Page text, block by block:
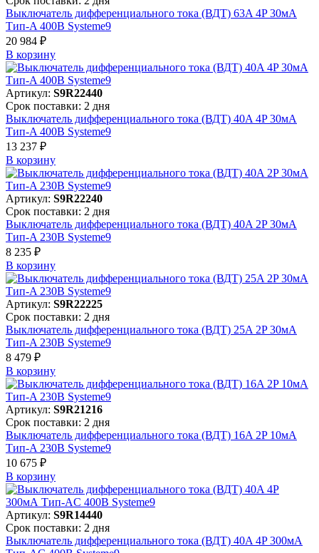
Выключатель дифференциального тока (ВДТ) 63A 4P 30мА
Тип-A 400В Systeme9
20 984 ₽
В корзинy
Артикул: S9R22440
Срок поставки: 2 дня
Выключатель дифференциального тока (ВДТ) 40A 4P 30мА
Тип-A 400В Systeme9
13 237 ₽
В корзинy
Артикул: S9R22240
Срок поставки: 2 дня
Выключатель дифференциального тока (ВДТ) 40A 2P 30мА
Тип-A 230В Systeme9
8 235 ₽
В корзинy
Артикул: S9R22225
Срок поставки: 2 дня
Выключатель дифференциального тока (ВДТ) 25A 2P 30мА
Тип-A 230В Systeme9
8 479 ₽
В корзинy
Артикул: S9R21216
Срок поставки: 2 дня
Выключатель дифференциального тока (ВДТ) 16A 2P 10мА
Тип-A 230В Systeme9
10 675 ₽
В корзинy
Артикул: S9R14440
Срок поставки: 2 дня
Выключатель дифференциального тока (ВДТ) 40A 4P 300мА